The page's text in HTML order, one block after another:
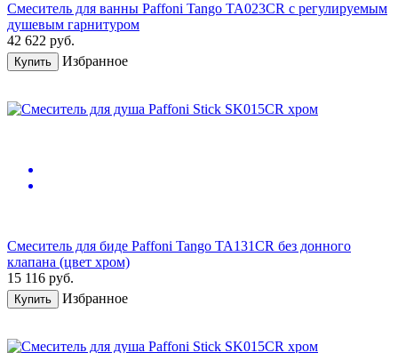
Смеситель для ванны Paffoni Tango TA023CR с регулируемым
душевым гарнитуром
42 622 руб.
Купить Избранное
Смеситель для биде Paffoni Tango TA131CR без донного
клапана (цвет хром)
15 116 руб.
Купить Избранное